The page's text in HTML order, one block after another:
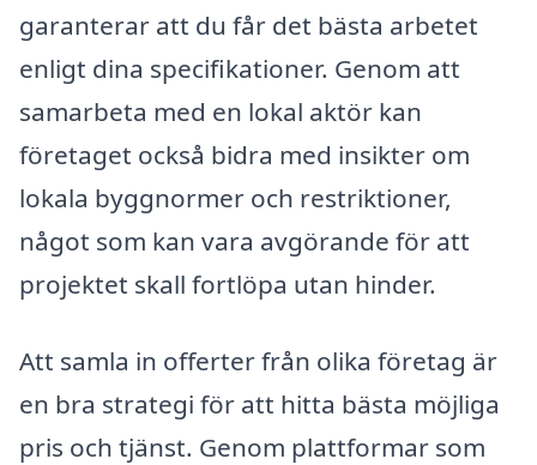
garanterar att du får det bästa arbetet
enligt dina specifikationer. Genom att
samarbeta med en lokal aktör kan
företaget också bidra med insikter om
lokala byggnormer och restriktioner,
något som kan vara avgörande för att
projektet skall fortlöpa utan hinder.
Att samla in offerter från olika företag är
en bra strategi för att hitta bästa möjliga
pris och tjänst. Genom plattformar som